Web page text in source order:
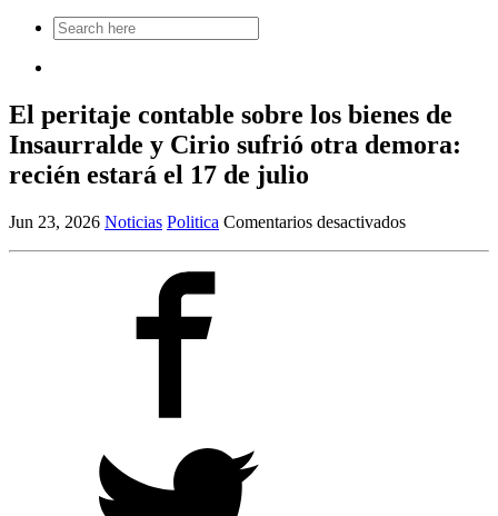
Search
for:
El peritaje contable sobre los bienes de
Insaurralde y Cirio sufrió otra demora:
recién estará el 17 de julio
Jun 23, 2026 Noticias Politica Comentarios desactivadosen